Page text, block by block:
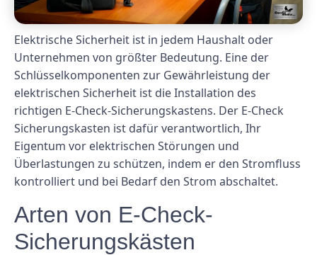
Elektrische Sicherheit ist in jedem Haushalt oder
Unternehmen von größter Bedeutung. Eine der
Schlüsselkomponenten zur Gewährleistung der
elektrischen Sicherheit ist die Installation des
richtigen E-Check-Sicherungskastens. Der E-Check
Sicherungskasten ist dafür verantwortlich, Ihr
Eigentum vor elektrischen Störungen und
Überlastungen zu schützen, indem er den Stromfluss
kontrolliert und bei Bedarf den Strom abschaltet.
Arten von E-Check-
Sicherungskästen